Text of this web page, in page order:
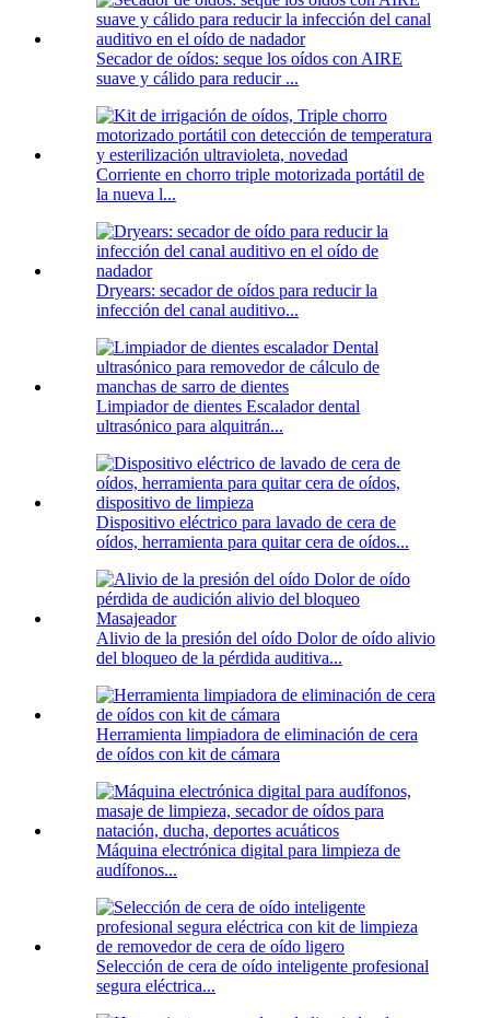
Secador de oídos: seque los oídos con AIRE
suave y cálido para reducir ...
Corriente en chorro triple motorizada portátil de
la nueva l...
Dryears: secador de oídos para reducir la
infección del canal auditivo...
Limpiador de dientes Escalador dental
ultrasónico para alquitrán...
Dispositivo eléctrico para lavado de cera de
oídos, herramienta para quitar cera de oídos...
Alivio de la presión del oído Dolor de oído alivio
del bloqueo de la pérdida auditiva...
Herramienta limpiadora de eliminación de cera
de oídos con kit de cámara
Máquina electrónica digital para limpieza de
audífonos...
Selección de cera de oído inteligente profesional
segura eléctrica...